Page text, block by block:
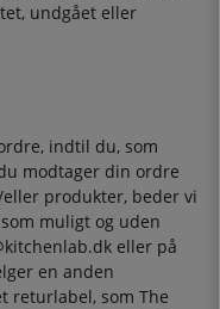
undgået eller
indtil du, som
modtager din ordre
produkter, beder vi
muligt og uden
eller på
en anden
returlabel, som The